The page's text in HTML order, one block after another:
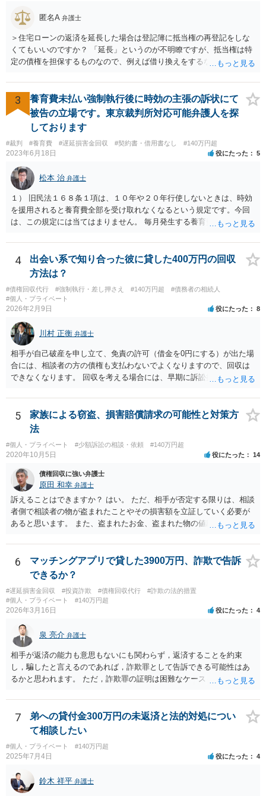
匿名A 弁護士
＞住宅ローンの返済を延長した場合は登記簿に抵当権の再登記をしな
くてもいいのですか？ 「延長」というのが不明瞭ですが、抵当権は特
定の債権を担保するものなので、例えば借り換えをするなどしてあら
当権を付けるでしょう。そうではなく、単に返済スケジュールを変更
したということであれば、債権として同一ですからあらためて登記は
しないでしょう。 それにそもそも、抵当権の登記は、借りた時期や利
息などは記載されますが、終期については登記されません。
3
養育費未払い強制執行後に時効の主張の訴状にて
被告の立場です。東京裁判所対応可能弁護人を探
しております
#裁判 #養育費 #遅延損害金回収 #契約書・借用書なし #140万円超
2023年6月18日 役にたった 5
松本 治 弁護士
１） 旧民法１６８条１項は、１０年や２０年行使しないときは、時効
を援用されると養育費全部を受け取れなくなるという規定です。今回
は、この規定には当てはまりません。 毎月発生する養育費債権の方は
により、５年で時効にかかります。 ２） 強制執行により時効は中断
（更新）されるので、その時点で時効未完成のもののみ受け取れま
す。 ３） 請求できなくなる理由はないと思います。ただ、額としては
大きくならないとは思います。 ４） 援用が認められれば、時効が完成
していた債権は、起算日にさかのぼって消滅します（民法１４４
条）。（「強制執行債権」が何を指すかが分かりません。時効にかか
（月ごと）が、強制執行の５年以上前の分は、時効の援用により消滅
します。請求できるのは、それ以降の分となります。未払の発生よ
り、強制執行を基準に考えた方が分かりやすいでしょう。 > また、こ
の様な案件を請け負って頂けるものなのでしょうか？ こちらの立場を
主張する余地があれば、依頼する価値はあると思います。「支払い意
りそうです。
4
出会い系で知り合った彼に貸した400万円の回収
方法は？
#債権回収代行 #強制執行・差し押さえ #140万円超
#債務者の相続人
#個人・プライベート
2026年2月9日 役にたった 8
川村 正衡 弁護士
相手が自己破産を申し立て、免責の許可（借金を0円にする）が出た場
合には、相談者の方の債権も支払わないでよくなりますので、回収は
できなくなります。 回収を考える場合には、早期に訴訟提起などを進
5
家族による窃盗、損害賠償請求の可能性と対策方
法
#個人・プライベート #少額訴訟の相談・依頼 #140万円超
2020年10月5日 役にたった 14
債権回収に強い弁護士
原田 和幸 弁護士
訴えることはできますか？ はい。 ただ、相手が否定する限りは、相談
者側で相談者の物が盗まれたことやその損害額を立証していく必要が
あると思います。 また、盗まれたお金、盗まれた物の値段分のお金、
や物の時価相当額の請求はできます。 ただ、慰謝料は難しいと思いま
す。
6
マッチングアプリで貸した3900万円、詐欺で告訴
できるか？
#遅延損害金回収 #投資詐欺 #債権回収代行
#詐欺の法的措置
#個人・プライベート
#140万円超
2026年3月16日 役にたった 4
泉 亮介 弁護士
相手が返済の能力も意思もないにも関わらず，返済することを約束
し，騙したと言えるのであれば，詐欺罪として告訴できる可能性はあ
るかと思われます。 ただ，詐欺罪の証明は困難なケースも多く，民事
7
弟への貸付金300万円の未返済と法的対処につい
て相談したい
#個人・プライベート #140万円超
2025年7月4日 役にたった 4
鈴木 祥平 弁護士